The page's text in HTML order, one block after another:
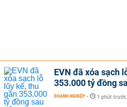
EVN đã xóa sạch
353.000 tỷ đồng
DOANH NGHIỆP - 1 phút trước